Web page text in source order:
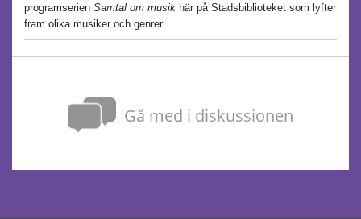
programserien Samtal om musik här på Stadsbiblioteket som lyfter
fram olika musiker och genrer.
Gå med i diskussionen